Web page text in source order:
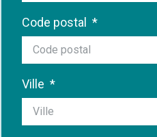
Code postal
Ville